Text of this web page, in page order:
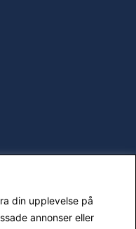
din upplevelse på
annonser eller